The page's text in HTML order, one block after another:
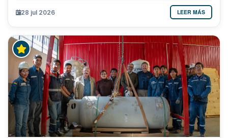
28 jul 2026 LEER MÁS